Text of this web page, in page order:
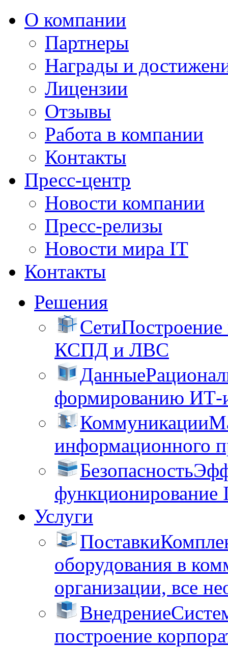
О компании
Партнеры
Награды и
Лицензии
Отзывы
Работа в компании
Контакты
Пресс-центр
Новости компании
Пресс-релизы
Новости мира IT
Контакты
Решения
Сети
КСПД и ЛВС
Данные
формированию ИТ-
Коммуникации
информационного
Безопасность
функционирование
Услуги
Поставки
оборудования в
организации, все
Внедрение
построение